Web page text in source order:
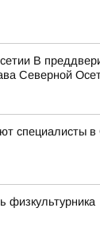
В
Северной
специалисты
физкультурника